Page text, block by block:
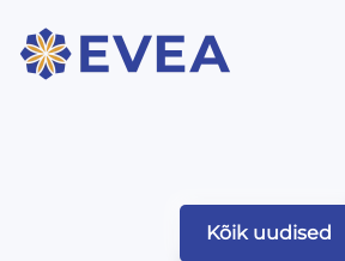
Kõik uudised